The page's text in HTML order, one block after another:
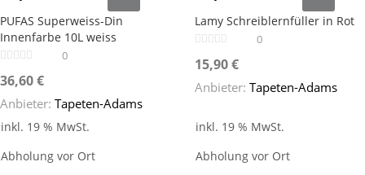
PUFAS Superweiss-Din
Innenfarbe 10L weiss
0
36,60€
Anbieter: Tapeten-Adams
inkl. 19 % MwSt.
Abholung vor Ort
Lamy Schreiblernfüller in Rot
0
15,90€
Anbieter: Tapeten-Adams
inkl. 19 % MwSt.
Abholung vor Ort